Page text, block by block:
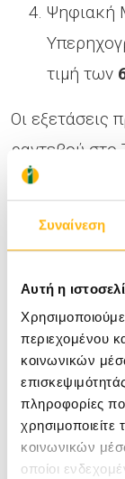
Συναίνεση
Αυτή η
περιεχομένου
κοινωνικών
πληροφορίες
κοινωνικών
οποίοι
Ψηφιακή
τιμή των
Οι εξετάσεις
ραντεβού στο
Επεμβατικής
Κέντρο
Ελλάδα